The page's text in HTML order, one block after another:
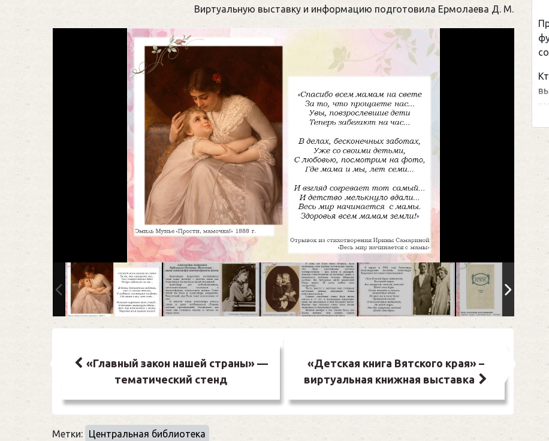
Виртуальную выставку и информацию подготовила Ермолаева Д. М.
по
записям
«Главный закон нашей страны» —
тематический стенд
«Детская книга Вятского края» –
виртуальная книжная выставка
Метки: Центральная библиотека